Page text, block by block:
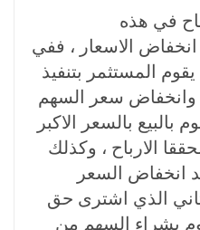
في هذه
انخفاض الاسعار ، ففي
ظل خيار صفقة البيع LP يقوم المستثمر بتنفيذ
وانخفاض سعر السهم
بالبيع بالسعر الاكبر
الارباح ، وكذلك
انخفاض السعر
الذي اشترى حق
بشراء السهم من